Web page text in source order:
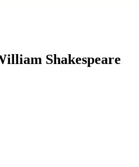
Shakespeare